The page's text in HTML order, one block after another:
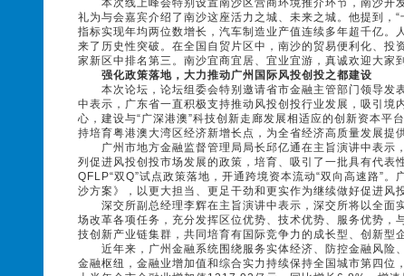
礼为与会嘉宾介绍了南沙这座活力之城、未来之城。他提到，
指标实现年均两位数增长，汽车制造业产值连续多年超千亿
来了历史性突破。在全国自贸片区中，南沙的贸易便利化、
家新区中排名第三。南沙宜商宜居、宜业宜游，真诚欢迎大家
强化政策落地，大力推动广州国际风投创投之都建设
本次论坛，论坛组委会特别邀请省市金融主管部门领导发
中表示，广东省一直积极支持推动风投创投行业发展，吸引境
心，建设与“广深港澳”科技创新走廊发展相适应的创新资本平
持培育粤港澳大湾区经济新增长点，为全省经济高质量发展提
广州市地方金融监督管理局局长邱亿通在主旨演讲中表示
列促进风投创投市场发展的政策，培育、吸引了一批具有代表
QFLP“双Q”试点政策落地，开通跨境资本流动“双向高速路”
沙方案》，以更大担当、更足干劲和更实作为继续做好促进风
深交所副总经理李辉在主旨演讲中表示，深交所将以全面
场改革各项任务，充分发挥区位优势、技术优势、服务优势
技创新产业链集群，共同培育有国际竞争力的成长型、创新型
近年来，广州金融系统围绕服务实体经济、防控金融风险
金融枢纽，金融业增加值和综合实力持续保持全国城市第四位